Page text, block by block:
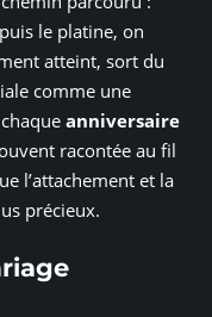
le platine, on
atteint, sort du
comme une
anniversaire
racontée au fil
l’attachement et la
précieux.